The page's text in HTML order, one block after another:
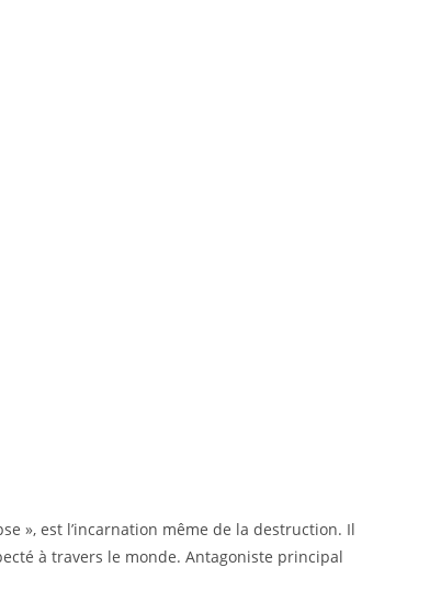
», est l’incarnation même de la destruction. Il
à travers le monde. Antagoniste principal